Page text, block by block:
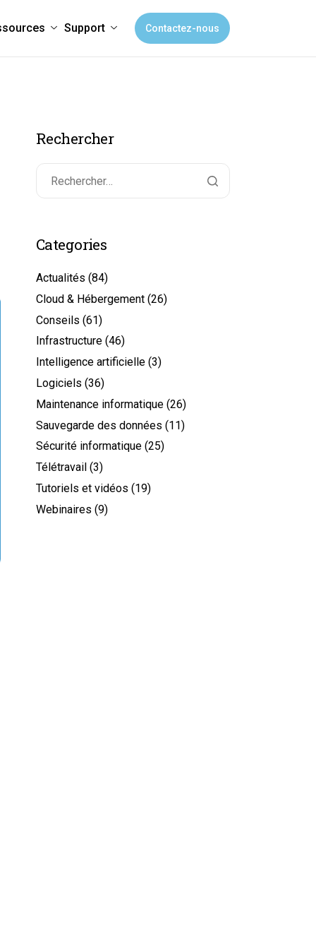
Support Contactez-nous
Rechercher
Categories
Actualités (84)
Cloud & Hébergement (26)
Conseils (61)
Infrastructure (46)
Intelligence artificielle (3)
Logiciels (36)
Maintenance informatique (26)
Sauvegarde des données (11)
Sécurité informatique (25)
Télétravail (3)
Tutoriels et vidéos (19)
Webinaires (9)